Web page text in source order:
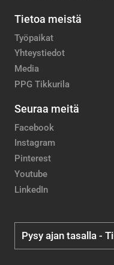
Tietoa meistä
Työpaikat
Yhteystiedot
Media
PPG Tikkurila
Seuraa meitä
Facebook
Instagram
Pinterest
Youtube
LinkedIn
Pysy ajan tasalla -